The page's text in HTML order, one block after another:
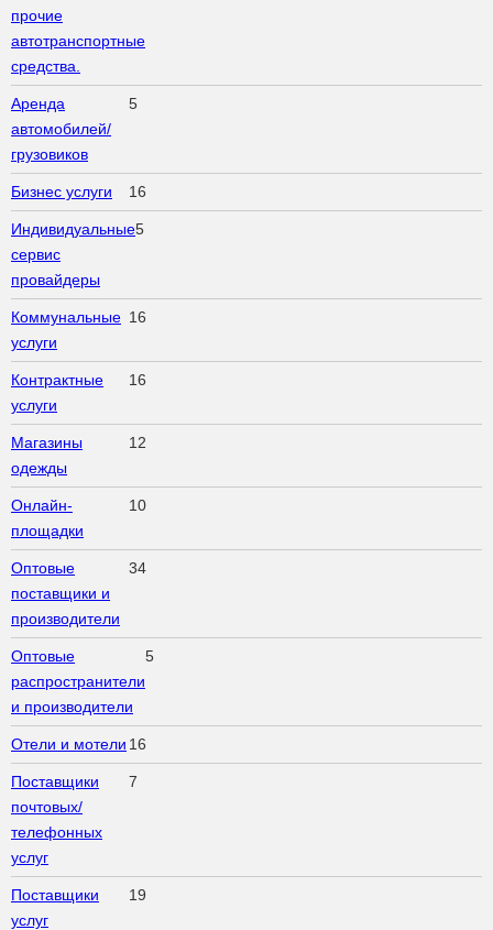
прочие
автотранспортные
средства.
Аренда
автомобилей/
грузовиков
5
Бизнес услуги 16
Индивидуальные
сервис
провайдеры
5
Коммунальные
услуги
16
Контрактные
услуги
16
Магазины
одежды
12
Онлайн-
площадки
10
Оптовые
поставщики и
производители
34
Оптовые
распространители
и производители
5
Отели и мотели 16
Поставщики
почтовых/
телефонных
услуг
7
Поставщики
услуг
19